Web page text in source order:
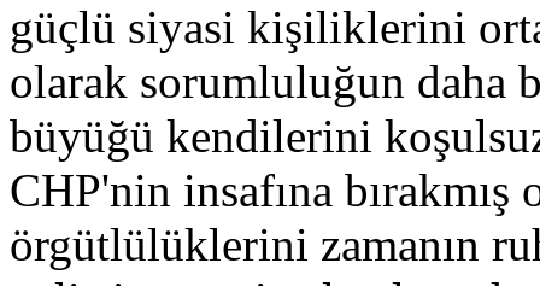
güçlü siyasi kişiliklerini
olarak sorumluluğun daha
büyüğü kendilerini
CHP'nin insafına bırakmış
örgütlülüklerini zamanın